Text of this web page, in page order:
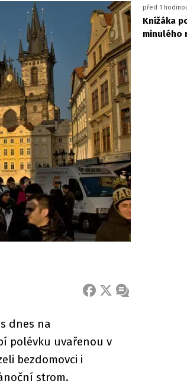
FACEBOOK
X ZPRÁVA
dnes na
polévku uvařenou v
bezdomovci i
strom.
před 1
Knížáka
minulého